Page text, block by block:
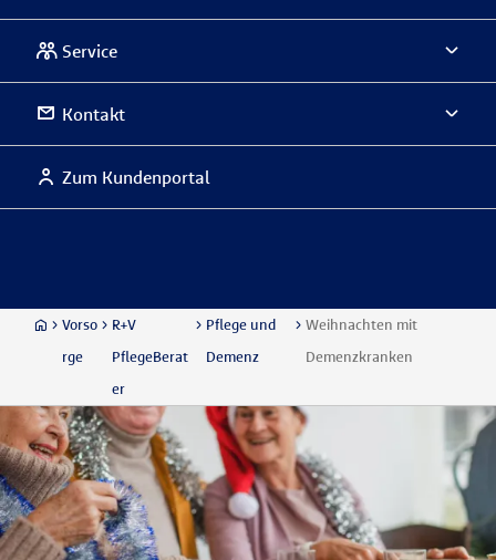
Service
Kontakt
Zum Kundenportal
Vorso
rge
R+V
PflegeBerat
er
Pflege und
Demenz
Weihnachten mit
Demenzkranken